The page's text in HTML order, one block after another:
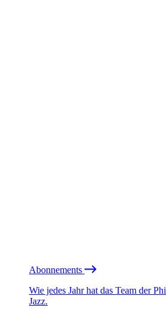
Abonnements
Wie jedes Jahr hat das Team der
Jazz.